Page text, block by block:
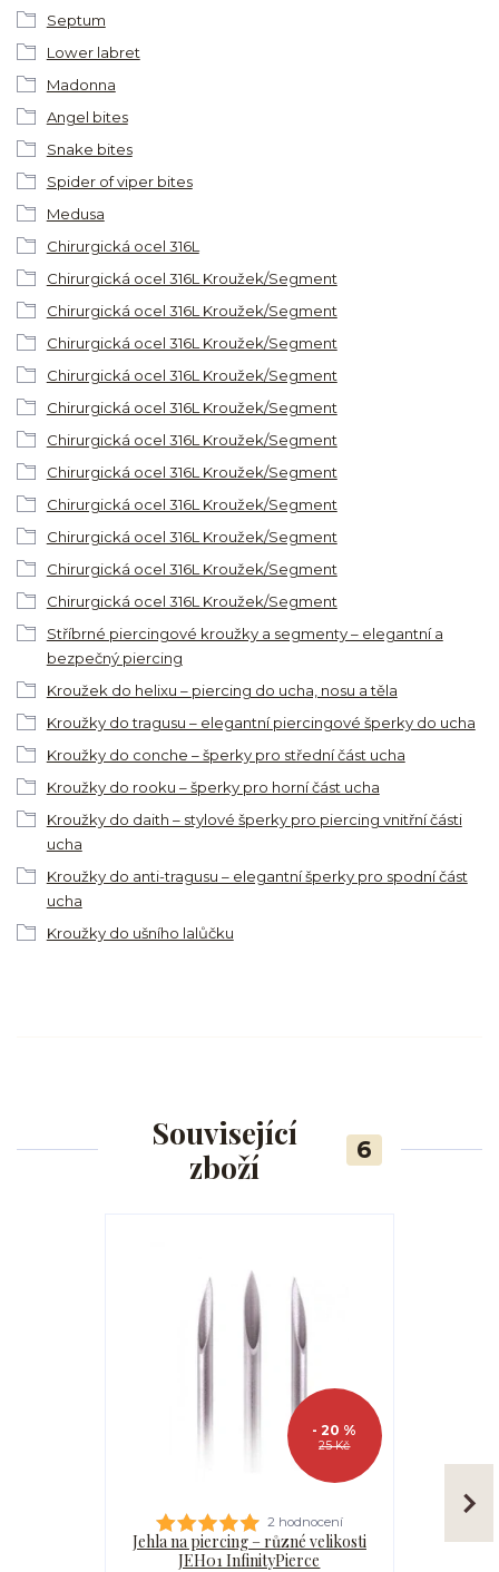
Septum
Lower labret
Madonna
Angel bites
Snake bites
Spider of viper bites
Medusa
Chirurgická ocel 316L
Chirurgická ocel 316L Kroužek/Segment
Chirurgická ocel 316L Kroužek/Segment
Chirurgická ocel 316L Kroužek/Segment
Chirurgická ocel 316L Kroužek/Segment
Chirurgická ocel 316L Kroužek/Segment
Chirurgická ocel 316L Kroužek/Segment
Chirurgická ocel 316L Kroužek/Segment
Chirurgická ocel 316L Kroužek/Segment
Chirurgická ocel 316L Kroužek/Segment
Chirurgická ocel 316L Kroužek/Segment
Chirurgická ocel 316L Kroužek/Segment
Stříbrné piercingové kroužky a segmenty – elegantní a
bezpečný piercing
Kroužek do helixu – piercing do ucha, nosu a těla
Kroužky do tragusu – elegantní piercingové šperky do ucha
Kroužky do conche – šperky pro střední část ucha
Kroužky do rooku – šperky pro horní část ucha
Kroužky do daith – stylové šperky pro piercing vnitřní části
ucha
Kroužky do anti-tragusu – elegantní šperky pro spodní část
ucha
Kroužky do ušního lalůčku
Související
zboží
6
25 Kč
- 20 %
2 hodnocení
Jehla na piercing – různé velikosti
JEH01 InfinityPierce